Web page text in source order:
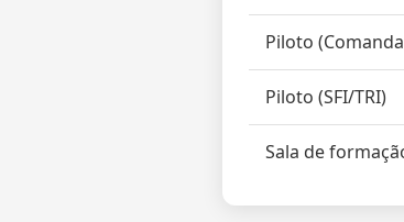
Piloto
Piloto (SFI/TRI)
Sala de